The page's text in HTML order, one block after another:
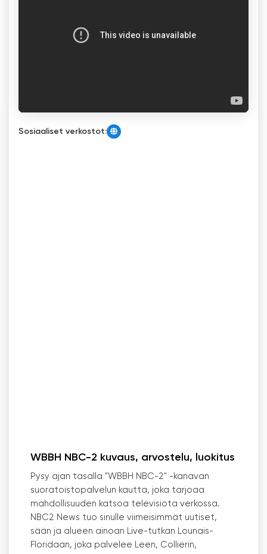
Sosiaaliset verkostot:
WBBH NBC-2 kuvaus, arvostelu, luokitus
Pysy ajan tasalla "WBBH NBC-2" -kanavan
suoratoistopalvelun kautta, joka tarjoaa
mahdollisuuden katsoa televisiota verkossa.
NBC2 News tuo sinulle viimeisimmät uutiset,
sään ja alueen ainoan Live-tutkan Lounais-
Floridaan, joka palvelee Leen, Collierin,